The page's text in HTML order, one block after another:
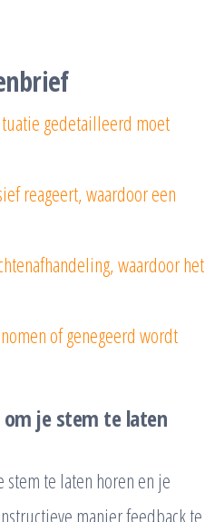
gedetailleerd moet
reageert, waardoor een
waardoor het
of genegeerd wordt
je stem te laten
te laten horen en je
manier feedback te